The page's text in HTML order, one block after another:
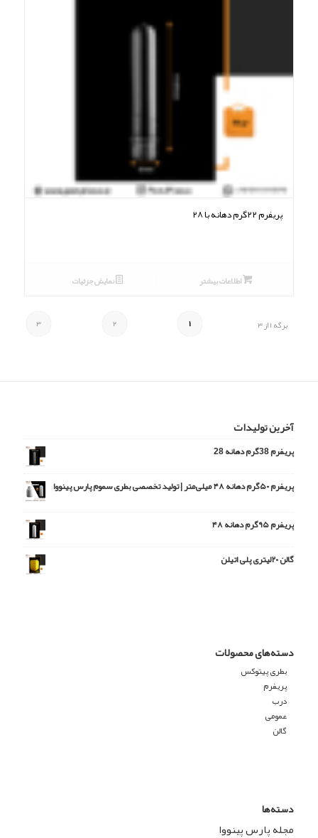
پریفرم ۲۲گرم دهانه با ۲۸
اطلاعات بیشتر نمایش جزئیات
برگه ۱ از ۳ ۱ ۲ ۳
آخرین تولیدات
پریفرم 38گرم دهانه 28
پریفرم ۵۰گرم دهانه ۴۸ میلی‌متر | تولید تخصصی بطری سموم پارس پینووا
پریفرم ۹۵گرم دهانه ۴۸
گالن ۲۰لیتری پلی اتیلن
دسته‌های محصولات
بطری پیتوکس
پریفرم
درب
عمومی
گالن
دسته‌ها
مجله پارس پینووا